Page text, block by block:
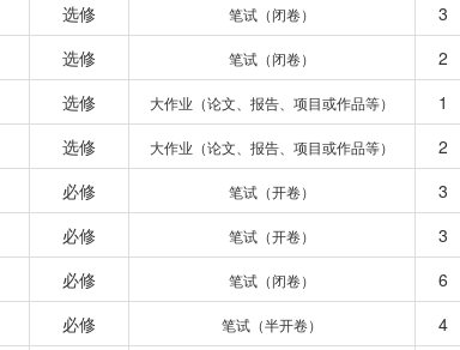
选修 笔试（闭卷） 3
选修 笔试（闭卷） 2
选修 大作业（论文、报告、项目或作品等） 1
选修 大作业（论文、报告、项目或作品等） 2
必修 笔试（开卷） 3
必修 笔试（开卷） 3
必修 笔试（闭卷） 6
必修 笔试（半开卷） 4